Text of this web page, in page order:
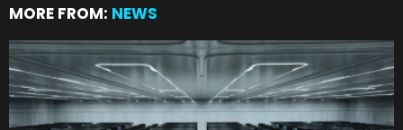
MORE FROM: NEWS